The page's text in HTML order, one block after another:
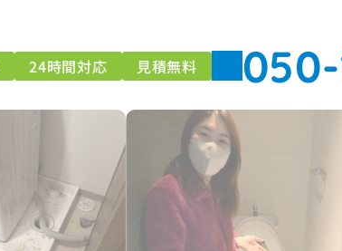
24時間対応 見積無料